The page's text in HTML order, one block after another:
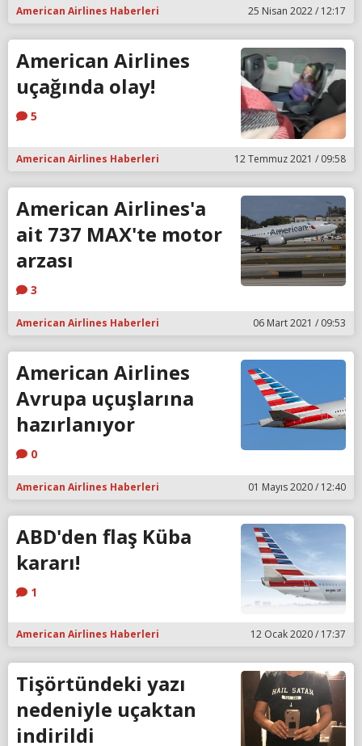
American Airlines Haberleri 25 Nisan 2022 / 12:17
American Airlines
uçağında olay!
5
American Airlines Haberleri 12 Temmuz 2021 / 09:58
American Airlines'a
ait 737 MAX'te motor
arzası
3
American Airlines Haberleri 06 Mart 2021 / 09:53
American Airlines
Avrupa uçuşlarına
hazırlanıyor
0
American Airlines Haberleri 01 Mayıs 2020 / 12:40
ABD'den flaş Küba
kararı!
1
American Airlines Haberleri 12 Ocak 2020 / 17:37
Tişörtündeki yazı
nedeniyle uçaktan
indirildi